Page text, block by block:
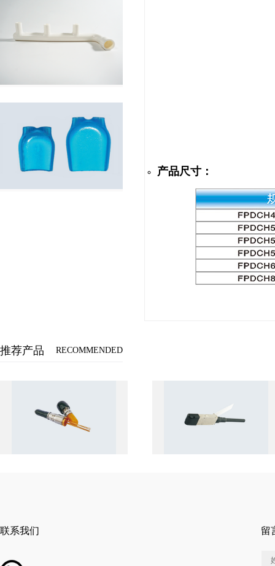
产品尺寸：
推荐产品 RECOMMENDED
联系我们 留